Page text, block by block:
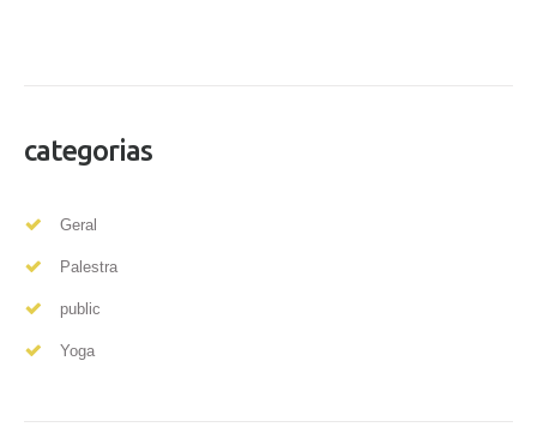
categorias
Geral
Palestra
public
Yoga